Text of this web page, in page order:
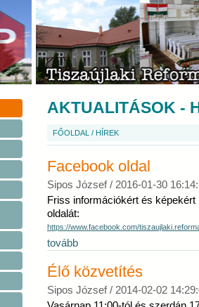
AKTUALITÁSOK -
FŐOLDAL / HÍREK
Facebook oldal
Sipos József / 2016-01-30
Friss információkért és
oldalát:
https://www.facebook.com/
tovább
Élő közvetítés
Sipos József / 2014-02-02